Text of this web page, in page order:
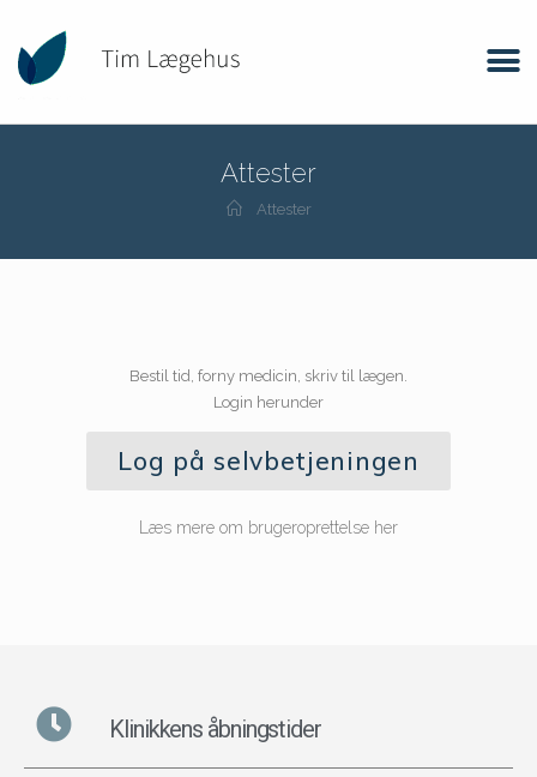
Attester
Attester
Bestil tid, forny medicin, skriv til lægen.
Login herunder
Log på selvbetjeningen
Læs mere om brugeroprettelse her
Klinikkens åbningstider